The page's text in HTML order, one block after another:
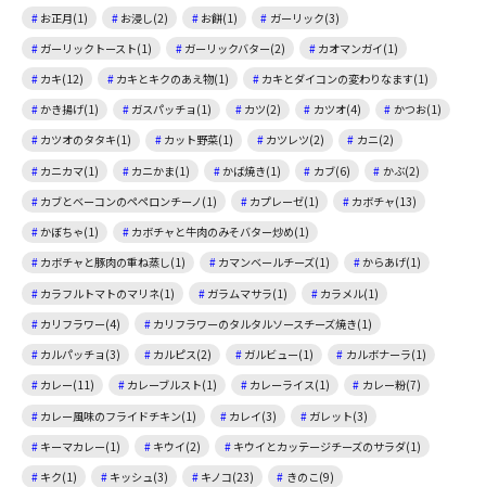
お正月(1)
お浸し(2) お餅(1)
ガーリック(3)
ガーリックトースト(1)
ガーリックバター(2)
カオマンガイ(1)
カキ(12)
カキとキクのあえ物(1)
カキとダイコンの変わりなます(1)
かき揚げ(1)
ガスパッチョ(1) カツ(2) カツオ(4)
かつお(1)
カツオのタタキ(1)
カット野菜(1) カツレツ(2)
カニ(2)
カニカマ(1)
カニかま(1) かば焼き(1) カブ(6)
かぶ(2)
カブとベーコンのペペロンチーノ(1)
カプレーゼ(1)
カボチャ(13)
かぼちゃ(1)
カボチャと牛肉のみそバター炒め(1)
カボチャと豚肉の重ね蒸し(1)
カマンベールチーズ(1)
からあげ(1)
カラフルトマトのマリネ(1)
ガラムマサラ(1)
カラメル(1)
カリフラワー(4)
カリフラワーのタルタルソースチーズ焼き(1)
カルパッチョ(3)
カルピス(2) ガルビュー(1)
カルボナーラ(1)
カレー(11)
カレーブルスト(1) カレーライス(1)
カレー粉(7)
カレー風味のフライドチキン(1)
カレイ(3)
ガレット(3)
キーマカレー(1)
キウイ(2)
キウイとカッテージチーズのサラダ(1)
キク(1)
キッシュ(3) キノコ(23)
きのこ(9)